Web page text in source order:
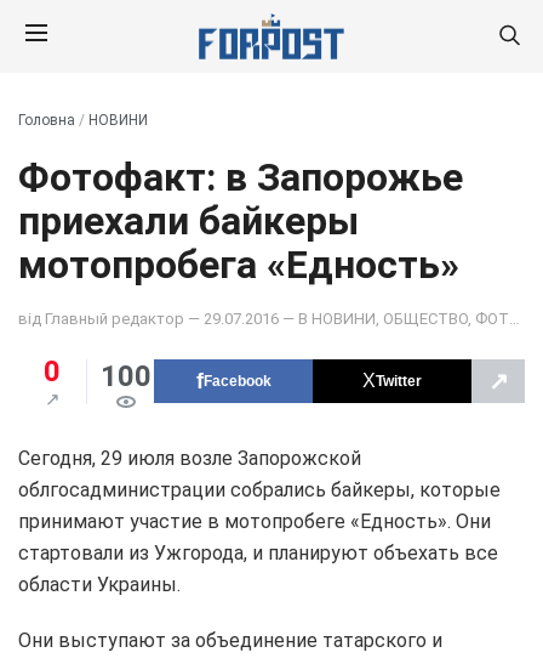
Головна / НОВИНИ
Фотофакт: в Запорожье
приехали байкеры
мотопробега «Едность»
від Главный редактор — 29.07.2016 — В НОВИНИ ОБЩЕСТВО ФОТО ДНЯ
0 100 Facebook Twitter ↗
Сегодня, 29 июля возле Запорожской
облгосадминистрации собрались байкеры, которые
принимают участие в мотопробеге «Едность». Они
стартовали из Ужгорода, и планируют объехать все
области Украины.
Они выступают за объединение татарского и